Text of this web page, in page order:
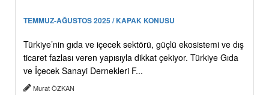
TEMMUZ-AĞUSTOS 2025 / KAPAK KONUSU
Türkiye’nin gıda ve içecek sektörü, güçlü ekosistemi ve dış
ticaret fazlası veren yapısıyla dikkat çekiyor. Türkiye Gıda
ve İçecek Sanayi Dernekleri F...
Murat ÖZKAN